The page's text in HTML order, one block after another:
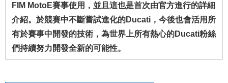
FIM MotoE賽事使用，並且這也是首次由官方進行的詳細
介紹。於競賽中不斷嘗試進化的Ducati，今後也會活用所
有於賽事中開發的技術，為世界上所有熱心的Ducati粉絲
們持續努力開發全新的可能性。